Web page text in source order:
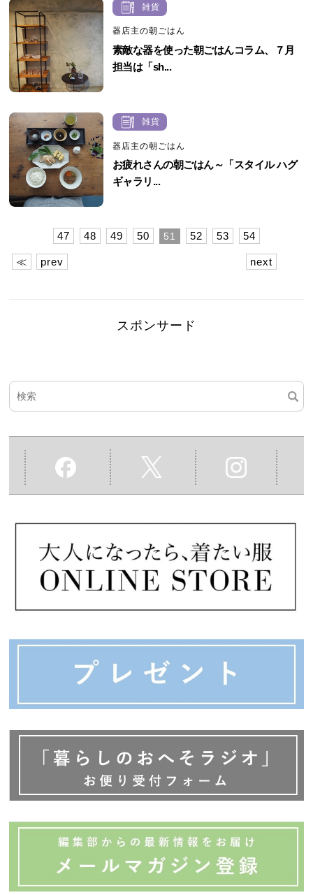
雑貨
器店主の朝ごはん
素敵な器を使った朝ごはんコラム、７月
担当は「sh...
雑貨
器店主の朝ごはん
お疲れさんの朝ごはん～「スタイル ハグ
ギャラリ...
≪ prev
47 48 49 50 51 52 53 54
next
スポンサード